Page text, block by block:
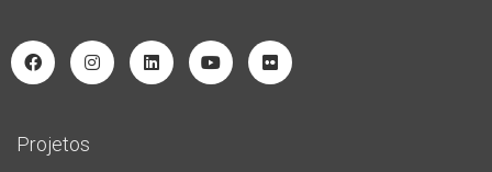
Projetos